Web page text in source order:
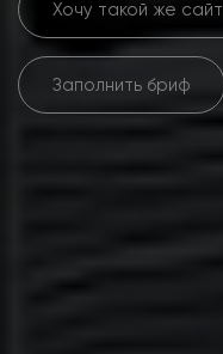
Хочу такой же сайт
Заполнить бриф